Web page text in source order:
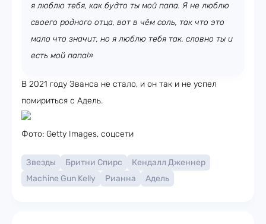
я люблю тебя, как будто ты мой папа. Я не люблю
своего родного отца, вот в чём соль, так что это
мало что значит, но я люблю тебя так, словно ты и
есть мой папа!»
В 2021 году Эванса не стало, и он так и не успел
помириться с Адель.
Фото: Getty Images, соцсети
Звезды Бритни Спирс
Кендалл Дженнер
Machine Gun Kelly
Рианна Адель